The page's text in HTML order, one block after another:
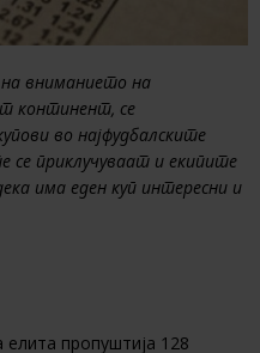
вниманието на
континент, се
во најфудбалските
се приклучуваат и екипите
има еден куп интересни и
елита пропуштија 128